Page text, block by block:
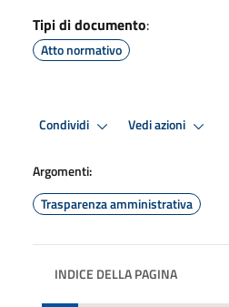
Tipi di documento:
Atto normativo
Condividi Vedi azioni
Argomenti:
Trasparenza amministrativa
INDICE DELLA PAGINA